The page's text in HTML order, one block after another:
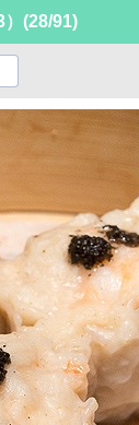
(28/91)